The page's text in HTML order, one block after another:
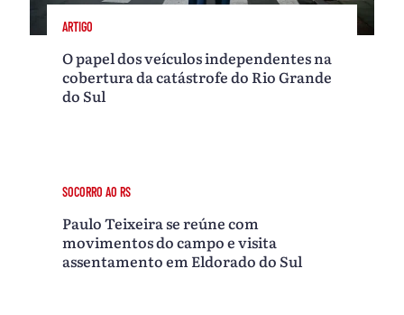
ARTIGO
O papel dos veículos independentes na
cobertura da catástrofe do Rio Grande
do Sul
SOCORRO AO RS
Paulo Teixeira se reúne com
movimentos do campo e visita
assentamento em Eldorado do Sul